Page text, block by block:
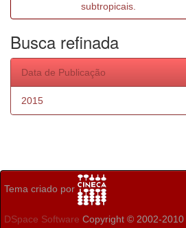
subtropicais.
Busca refinada
Data de Publicação
2015
Tema criado por
DSpace Software Copyright © 2002-2010